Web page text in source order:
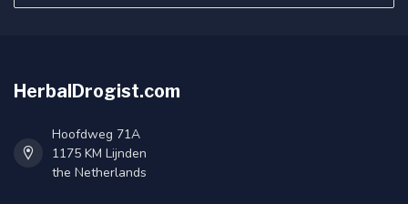
HerbalDrogist.com
Hoofdweg 71A
1175 KM Lijnden
the Netherlands